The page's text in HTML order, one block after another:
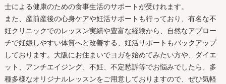
士による健康のための食事生活のサポートが受けれます。
また、産前産後の心身ケアや妊活サポートも行っており、有名な不
妊クリニックでのレッスン実績や豊富な経験から、自然なアプロー
チで妊娠しやすい体質へと改善する、妊活サポートもバックアップ
しております。 大阪 にお住まいでヨガを始めてみたい方や、ダイエ
ット、アンチエイジング、不妊、不定愁訴等でお悩みでしたら、多
種多様なオリジナルレッスンをご用意しておりますので、ぜひ気軽